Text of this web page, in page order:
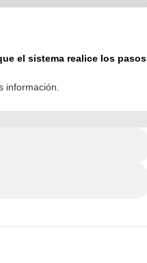
el sistema realice los pasos
información.